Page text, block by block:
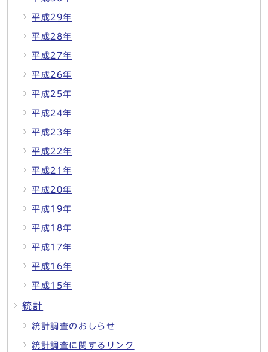
平成29年
平成28年
平成27年
平成26年
平成25年
平成24年
平成23年
平成22年
平成21年
平成20年
平成19年
平成18年
平成17年
平成16年
平成15年
統計
統計調査のおしらせ
統計調査に関するリンク